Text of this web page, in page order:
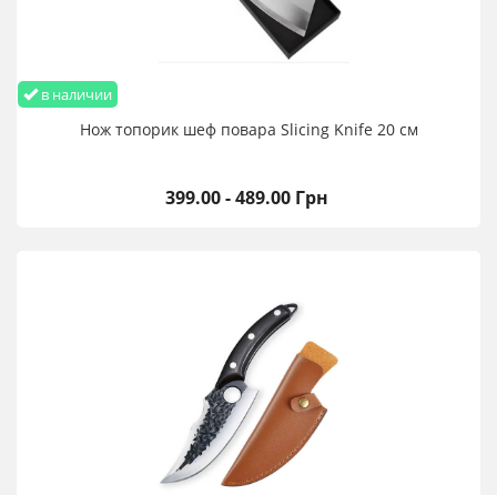
в наличии
Нож топорик шеф повара Slicing Knife 20 см
399.00 - 489.00 Грн